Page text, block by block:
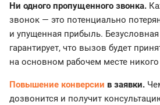
Ни одного пропущенного звонка.
звонок — это потенциально
и упущенная прибыль.
гарантирует, что вызов будет
на основном рабочем месте никого
Повышение конверсии в заявки.
дозвонится и получит